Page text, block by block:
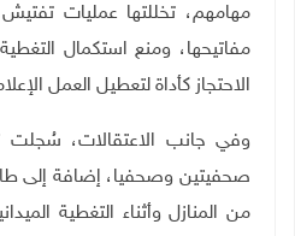
مهامهم، تخللتها عمليات
مفاتيحها، ومنع استكمال
الاحتجاز كأداة لتعطيل العمل
وفي جانب الاعتقالات، سُجلت
صحفيتين وصحفيا، إضافة إلى
من المنازل وأثناء التغطية